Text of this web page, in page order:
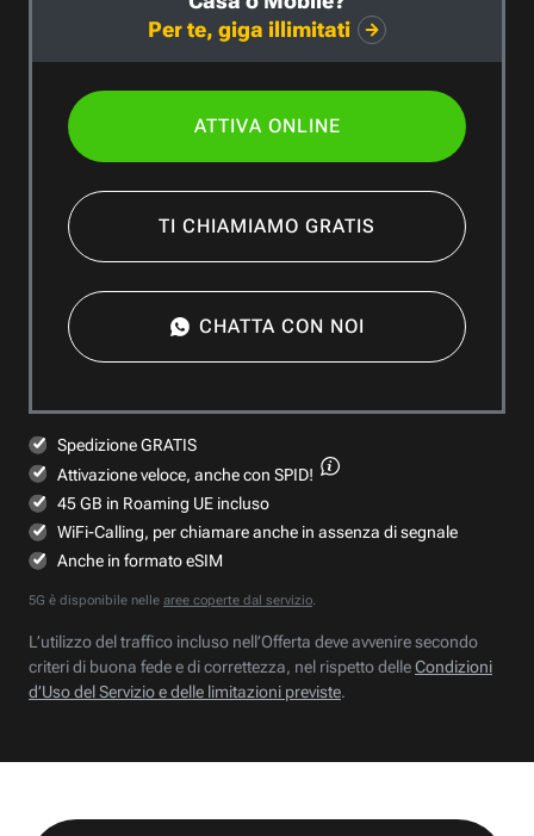
Per te, giga illimitati
ATTIVA ONLINE
TI CHIAMIAMO GRATIS
CHATTA CON NOI
Spedizione GRATIS
Attivazione veloce, anche con SPID!
45 GB in Roaming UE incluso
WiFi-Calling, per chiamare anche in assenza di segnale
Anche in formato eSIM
5G è disponibile nelle aree coperte dal servizio.
L’utilizzo del traffico incluso nell’Offerta deve avvenire secondo
criteri di buona fede e di correttezza, nel rispetto delleCondizioni
d’Uso del Servizio e delle limitazioni previste.